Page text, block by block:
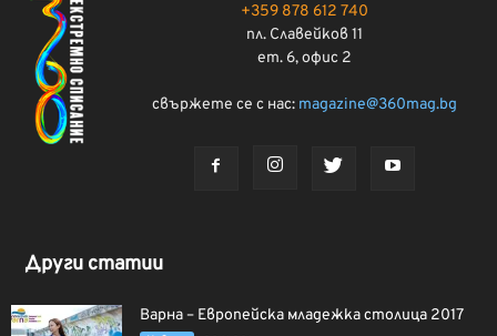
+359 878 612 740
пл. Славейков 11
ет. 6, офис 2
свържете се с нас: magazine@360mag.bg
Други статии
Варна – Европейска младежка столица 2017